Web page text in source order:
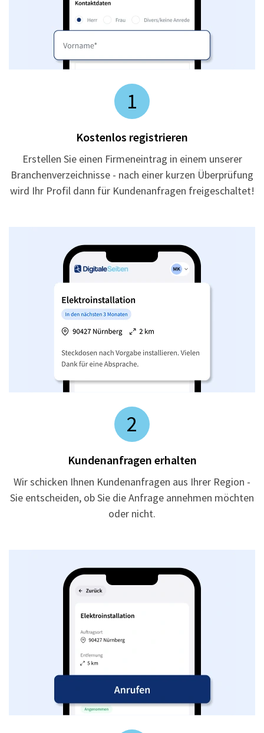
1
Kostenlos registrieren
Erstellen Sie einen Firmeneintrag in einem unserer
Branchenverzeichnisse - nach einer kurzen Überprüfung
wird Ihr Profil dann für Kundenanfragen freigeschaltet!
2
Kundenanfragen erhalten
Wir schicken Ihnen Kundenanfragen aus Ihrer Region -
Sie entscheiden, ob Sie die Anfrage annehmen möchten
oder nicht.